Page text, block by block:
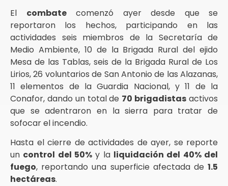
El combatecomenzó ayer desde que se
reportaron los hechos, participando en las
actividades seis miembros de la Secretaría de
Medio Ambiente, 10 de la Brigada Rural del ejido
Mesa de las Tablas, seis de la Brigada Rural de Los
Lirios, 26 voluntarios de San Antonio de las Alazanas,
11 elementos de la Guardia Nacional, y 11 de la
Conafor, dando un total de 70 brigadistas activos
que se adentraron en la sierra para tratar de
sofocar el incendio.
Hasta el cierre de actividades de ayer, se reporte
un control del 50% y la liquidación del 40% del
fuego, reportando una superficie afectada de 1.5
hectáreas.